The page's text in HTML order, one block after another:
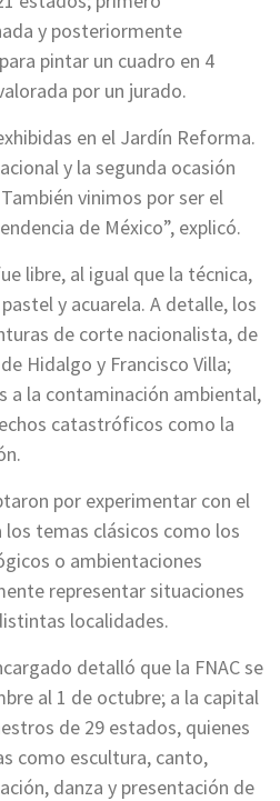
y posteriormente
pintar un cuadro en 4
por un jurado.
en el Jardín Reforma.
y la segunda ocasión
vinimos por ser el
de México”, explicó.
libre, al igual que la técnica,
y acuarela. A detalle, los
de corte nacionalista, de
Hidalgo y Francisco Villa;
a la contaminación ambiental,
catastróficos como la
por experimentar con el
temas clásicos como los
o ambientaciones
representar situaciones
localidades.
detalló que la FNAC se
al 1 de octubre; a la capital
de 29 estados, quienes
como escultura, canto,
danza y presentación de